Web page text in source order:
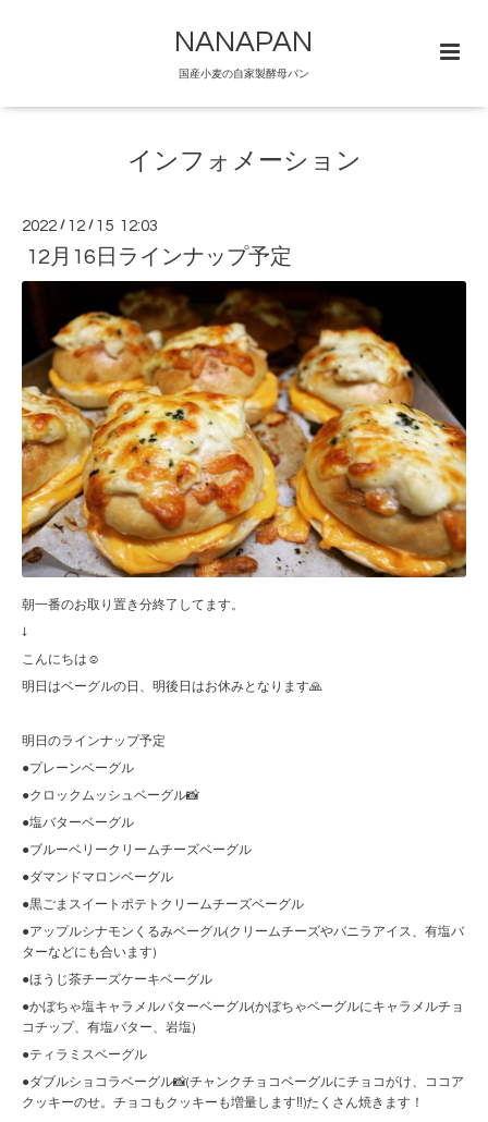
NANAPAN
国産小麦の自家製酵母パン
インフォメーション
2022 / 12 / 15 12:03
12月16日ラインナップ予定
朝一番のお取り置き分終了してます。
↓
こんにちは☺︎
明日はベーグルの日、明後日はお休みとなります🙏
明日のラインナップ予定
●プレーンベーグル
●クロックムッシュベーグル📸
●塩バターベーグル
●ブルーベリークリームチーズベーグル
●ダマンドマロンベーグル
●黒ごまスイートポテトクリームチーズベーグル
●アップルシナモンくるみベーグル(クリームチーズやバニラアイス、有塩バ
ターなどにも合います)
●ほうじ茶チーズケーキベーグル
●かぼちゃ塩キャラメルバターベーグル(かぼちゃベーグルにキャラメルチョ
コチップ、有塩バター、岩塩)
●ティラミスベーグル
●ダブルショコラベーグル📸(チャンクチョコベーグルにチョコがけ、ココア
クッキーのせ。チョコもクッキーも増量します‼︎)たくさん焼きます！